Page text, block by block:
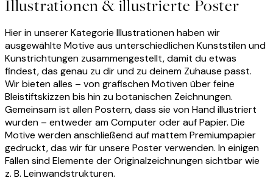
Illustrationen & illustrierte Poster
Hier in unserer Kategorie Illustrationen haben wir
ausgewählte Motive aus unterschiedlichen Kunststilen und
Kunstrichtungen zusammengestellt, damit du etwas
findest, das genau zu dir und zu deinem Zuhause passt.
Wir bieten alles – von grafischen Motiven über feine
Bleistiftskizzen bis hin zu botanischen Zeichnungen.
Gemeinsam ist allen Postern, dass sie von Hand illustriert
wurden – entweder am Computer oder auf Papier. Die
Motive werden anschließend auf mattem Premiumpapier
gedruckt, das wir für unsere Poster verwenden. In einigen
Fällen sind Elemente der Originalzeichnungen sichtbar wie
z. B. Leinwandstrukturen.